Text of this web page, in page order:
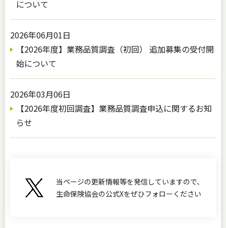
について
2026年06月01日
【2026年度】業務品質調査（初回） 追加募集の受付開
始について
2026年03月06日
【2026年度初回調査】業務品質調査申込に関するお知
らせ
当ページの更新情報等を発信していますので、
生命保険協会の公式Xをぜひフォローください